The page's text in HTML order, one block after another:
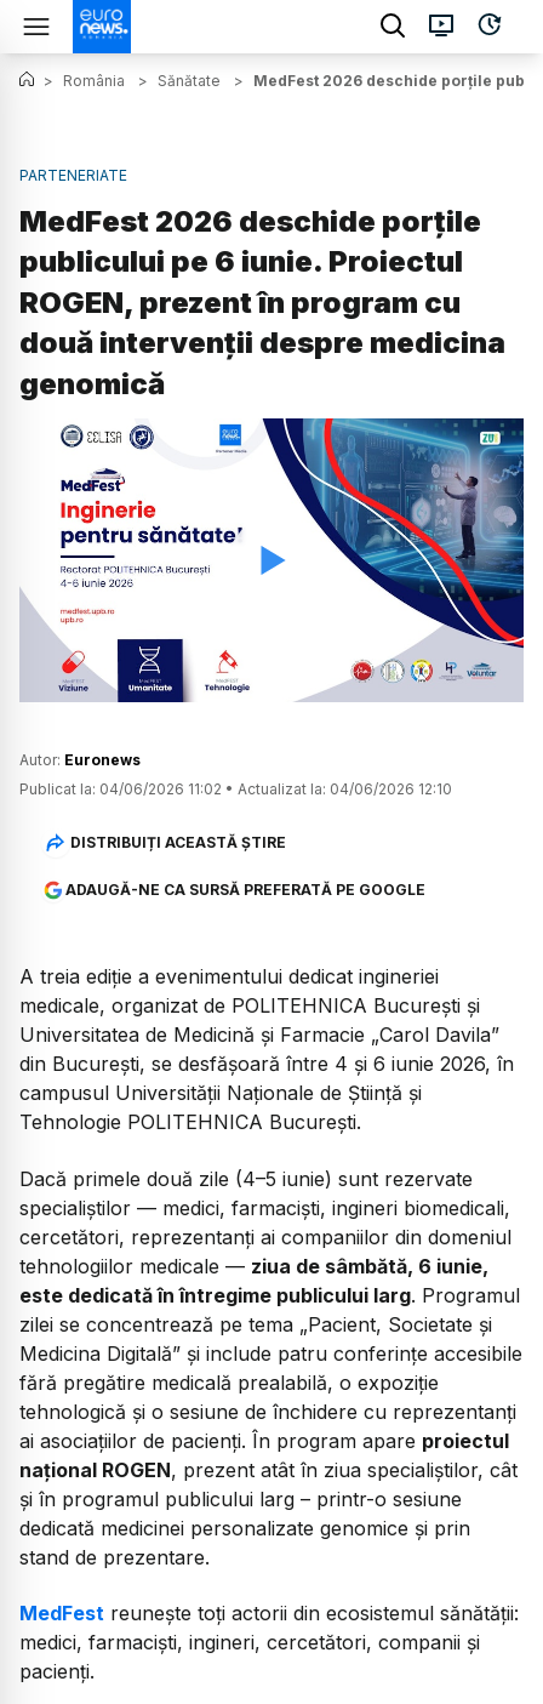
> România > Sănătate > MedFest 2026 deschide porțile
PARTENERIATE
MedFest 2026 deschide porțile
publicului pe 6 iunie. Proiectul
ROGEN, prezent în program cu
două intervenții despre medicina
genomică
Watch
Autor: Euronews
Publicat la: 04/06/2026 11:02 • Actualizat la: 04/06/2026 12:10
DISTRIBUIȚI ACEASTĂ ȘTIRE
ADAUGĂ-NE CA SURSĂ PREFERATĂ PE GOOGLE
A treia ediție a evenimentului dedicat ingineriei
medicale, organizat de POLITEHNICA București și
Universitatea de Medicină și Farmacie „Carol Davila”
din București, se desfășoară între 4 și 6 iunie 2026, în
campusul Universității Naționale de Știință și
Tehnologie POLITEHNICA București.
Dacă primele două zile (4–5 iunie) sunt rezervate
specialiștilor — medici, farmaciști, ingineri biomedicali,
cercetători, reprezentanți ai companiilor din domeniul
tehnologiilor medicale — ziua de sâmbătă, 6 iunie,
este dedicată în întregime publicului larg. Programul
zilei se concentrează pe tema „Pacient, Societate și
Medicina Digitală” și include patru conferințe accesibile
fără pregătire medicală prealabilă, o expoziție
tehnologică și o sesiune de închidere cu reprezentanți
ai asociațiilor de pacienți. În program apare proiectul
național ROGEN, prezent atât în ziua specialiștilor, cât
și în programul publicului larg – printr-o sesiune
dedicată medicinei personalizate genomice și prin
stand de prezentare.
MedFest reunește toți actorii din ecosistemul sănătății:
medici, farmaciști, ingineri, cercetători, companii și
pacienți.